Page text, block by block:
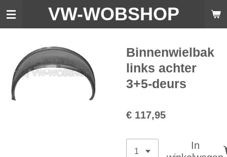
Ga
hoofdinhoud
VW-WOBSHOP
Binnenwielbak
links achter
3+5-deurs
€ 117,95
In